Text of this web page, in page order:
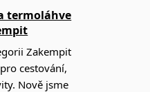
termoláhve
Zakempit
cestování,
Nově jsme